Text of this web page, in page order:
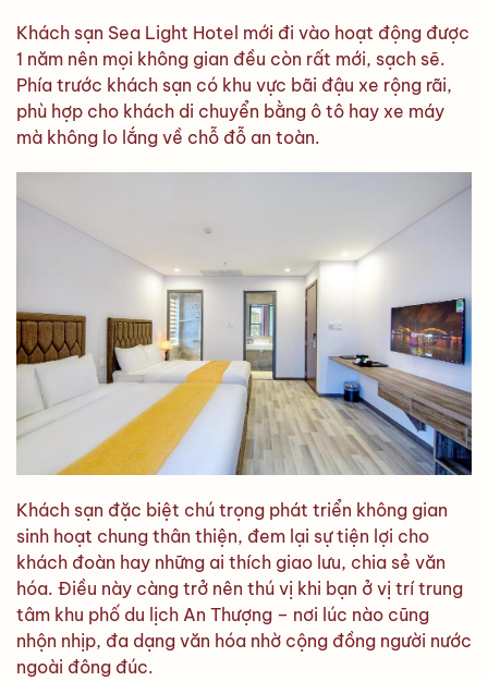
Khách sạn Sea Light Hotel mới đi vào hoạt động được
1 năm nên mọi không gian đều còn rất mới, sạch sẽ.
Phía trước khách sạn có khu vực bãi đậu xe rộng rãi,
phù hợp cho khách di chuyển bằng ô tô hay xe máy
mà không lo lắng về chỗ đỗ an toàn.
Khách sạn đặc biệt chú trọng phát triển không gian
sinh hoạt chung thân thiện, đem lại sự tiện lợi cho
khách đoàn hay những ai thích giao lưu, chia sẻ văn
hóa. Điều này càng trở nên thú vị khi bạn ở vị trí trung
tâm khu phố du lịch An Thượng – nơi lúc nào cũng
nhộn nhịp, đa dạng văn hóa nhờ cộng đồng người nước
ngoài đông đúc.